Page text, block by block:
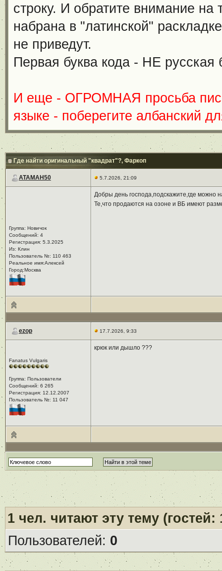
строку. И обратите внимание на
набрана в "латинской"
не приведут.
Первая буква кода - НЕ русская
И еще - ОГРОМНАЯ просьба
языке - поберегите албанский
Где найти оригинальный "квадрат"?, Фаркоп
АТАМАН50 5.7.2026, 21:09
Группа: Новичок
Сообщений: 4
Регистрация: 5.3.2025
Из: Клин
Пользователь №: 110 463
Реальное имя:Алексей
Город:Москва
Добры день господа,подскажите,где можно
Те,что продаются на озоне и ВБ имеют
ezop 17.7.2026, 9:33
Fanatus Vulgaris
Группа: Пользователи
Сообщений: 6 265
Регистрация: 12.12.2007
Пользователь №: 11 047
крюк или дышло ???
1чел. читают эту тему
Пользователей: 0